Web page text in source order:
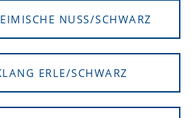
NUSS/SCHWARZ
ERLE/SCHWARZ